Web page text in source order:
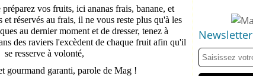
vos fruits, ici ananas frais, banane, et
et réservés au frais, il ne vous reste plus qu'à les
au dernier moment et de dresser, tenez à
des raviers l'excèdent de chaque fruit afin qu'il
se resserve à volonté,
gourmand garanti, parole de Mag !
Newsletter